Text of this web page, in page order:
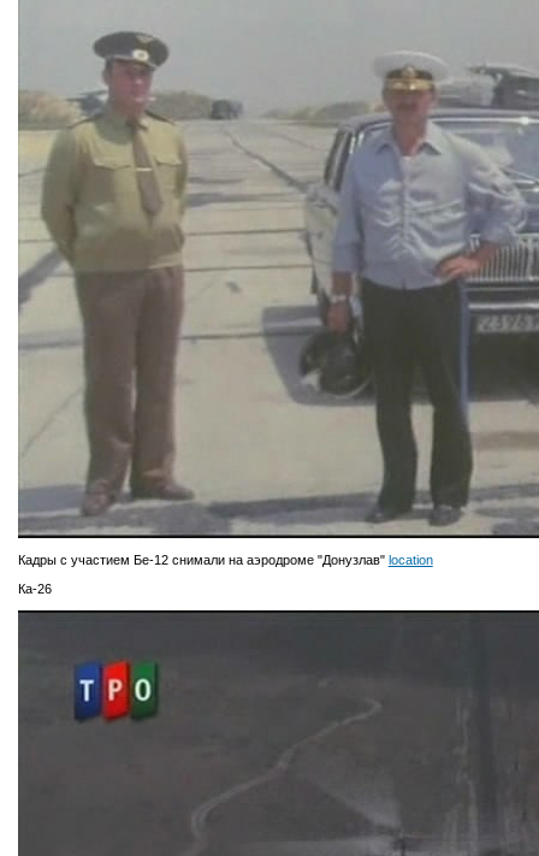
Кадры с участием Бе-12 снимали на аэродроме "Донузлав" location
Ка-26